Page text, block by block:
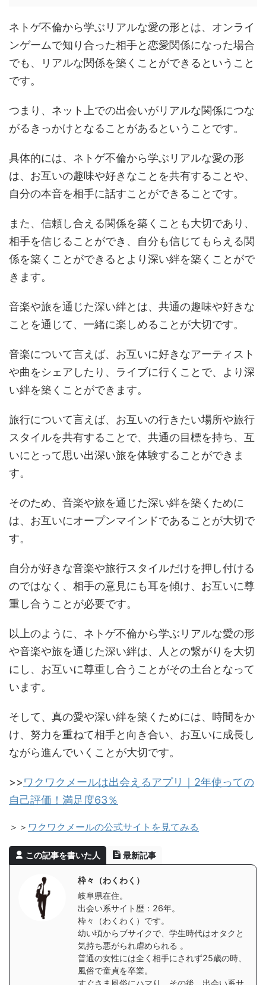
ネトゲ不倫から学ぶリアルな愛の形とは、オンライ
ンゲームで知り合った相手と恋愛関係になった場合
でも、リアルな関係を築くことができるということ
です。
つまり、ネット上での出会いがリアルな関係につな
がるきっかけとなることがあるということです。
具体的には、ネトゲ不倫から学ぶリアルな愛の形
は、お互いの趣味や好きなことを共有することや、
自分の本音を相手に話すことができることです。
また、信頼し合える関係を築くことも大切であり、
相手を信じることができ、自分も信じてもらえる関
係を築くことができるとより深い絆を築くことがで
きます。
音楽や旅を通じた深い絆とは、共通の趣味や好きな
ことを通じて、一緒に楽しめることが大切です。
音楽について言えば、お互いに好きなアーティスト
や曲をシェアしたり、ライブに行くことで、より深
い絆を築くことができます。
旅行について言えば、お互いの行きたい場所や旅行
スタイルを共有することで、共通の目標を持ち、互
いにとって思い出深い旅を体験することができま
す。
そのため、音楽や旅を通じた深い絆を築くために
は、お互いにオープンマインドであることが大切で
す。
自分が好きな音楽や旅行スタイルだけを押し付ける
のではなく、相手の意見にも耳を傾け、お互いに尊
重し合うことが必要です。
以上のように、ネトゲ不倫から学ぶリアルな愛の形
や音楽や旅を通じた深い絆は、人との繋がりを大切
にし、お互いに尊重し合うことがその土台となって
います。
そして、真の愛や深い絆を築くためには、時間をか
け、努力を重ねて相手と向き合い、お互いに成長し
ながら進んでいくことが大切です。
>>ワクワクメールは出会えるアプリ｜2年使っての
自己評価！満足度63％
＞＞ ワクワクメールの公式サイトを見てみる
この記事を書いた人 最新記事
枠々（わくわく）
岐阜県在住。
出会い系サイト歴：26年。
枠々（わくわく）です。
幼い頃からブサイクで、学生時代はオタクと
気持ち悪がられ虐められる 。
普通の女性には全く相手にされず25歳の時、
風俗で童貞を卒業。
すぐさま風俗にハマり、その後、出会い系サ